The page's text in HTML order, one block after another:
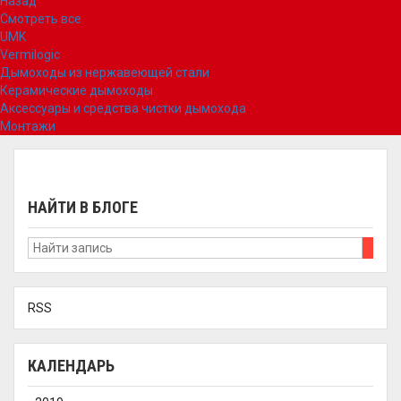
Смотреть все
UMK
Vermilogic
Дымоходы из нержавеющей стали
Керамические дымоходы
Аксессуары и средства чистки дымохода
Монтажи
НАЙТИ В БЛОГЕ
RSS
КАЛЕНДАРЬ